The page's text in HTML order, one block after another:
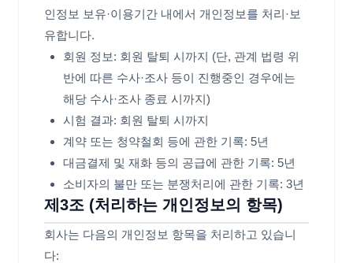
인정보 보유·이용기간 내에서 개인정보를 처리·보
유합니다.
회원 정보: 회원 탈퇴 시까지 (단, 관계 법령 위
반에 따른 수사·조사 등이 진행중인 경우에는
해당 수사·조사 종료 시까지)
시험 결과: 회원 탈퇴 시까지
계약 또는 청약철회 등에 관한 기록: 5년
대금결제 및 재화 등의 공급에 관한 기록: 5년
소비자의 불만 또는 분쟁처리에 관한 기록: 3년
제3조 (처리하는 개인정보의 항목)
회사는 다음의 개인정보 항목을 처리하고 있습니
다: